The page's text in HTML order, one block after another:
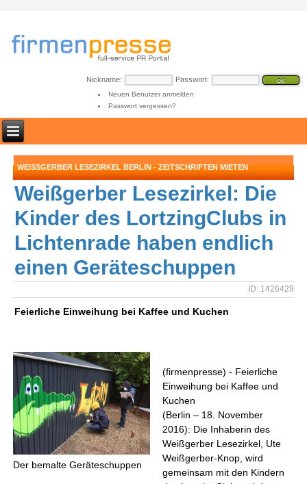
Nickname: Passwort:
Neuen Benutzer anmelden
Passwort vergessen?
WEISSGERBER LESEZIRKEL BERLIN - ZEITSCHRIFTEN MIETEN
Weißgerber Lesezirkel: Die
Kinder des LortzingClubs in
Lichtenrade haben endlich
einen Geräteschuppen
ID: 1426429
Feierliche Einweihung bei Kaffee und Kuchen
Der bemalte Geräteschuppen
(firmenpresse) - Feierliche
Einweihung bei Kaffee und
Kuchen
(Berlin – 18. November
2016): Die Inhaberin des
Weißgerber Lesezirkel, Ute
Weißgerber-Knop, wird
gemeinsam mit den Kindern